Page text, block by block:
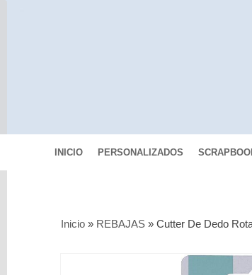
INICIO PERSONALIZADOS
Inicio » REBAJAS »Cutter De Dedo